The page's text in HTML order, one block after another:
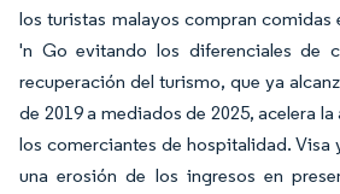
los turistas malayos compran comidas
'n Go evitando los diferenciales de
recuperación del turismo, que ya
de 2019 a mediados de 2025, acelera
los comerciantes de hospitalidad. Visa
una erosión de los ingresos en